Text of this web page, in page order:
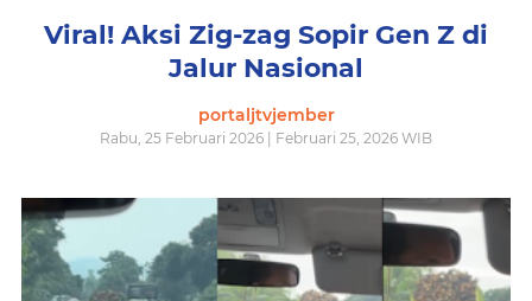
Viral! Aksi Zig-zag Sopir Gen Z di
Jalur Nasional
portaljtvjember
Rabu, 25 Februari 2026 | Februari 25, 2026 WIB